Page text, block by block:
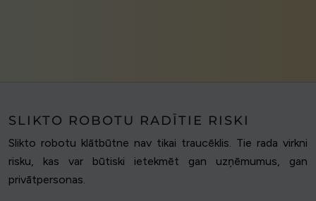
SLIKTO ROBOTU RADĪTIE RISKI
Slikto robotu klātbūtne nav tikai traucēklis. Tie rada virkni
risku, kas var būtiski ietekmēt gan uzņēmumus, gan
privātpersonas.